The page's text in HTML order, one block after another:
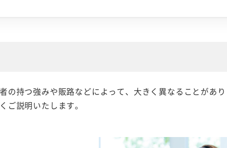
持つ強みや販路などによって、大きく異なることがあり
ご説明いたします。